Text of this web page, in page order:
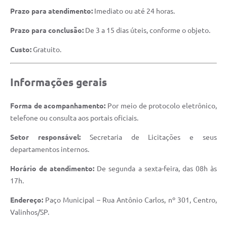
Prazo para atendimento: Imediato ou até 24 horas.
Prazo para conclusão: De 3 a 15 dias úteis, conforme o objeto.
Custo:Gratuito.
Informações gerais
Forma de acompanhamento: Por meio de protocolo eletrônico,
telefone ou consulta aos portais oficiais.
Setor responsável:Secretaria de Licitações e seus
departamentos internos.
Horário de atendimento: De segunda a sexta-feira, das 08h às
17h.
Endereço: Paço Municipal – Rua Antônio Carlos, nº 301, Centro,
Valinhos/SP.